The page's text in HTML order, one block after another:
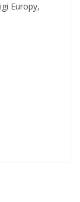
Europy,